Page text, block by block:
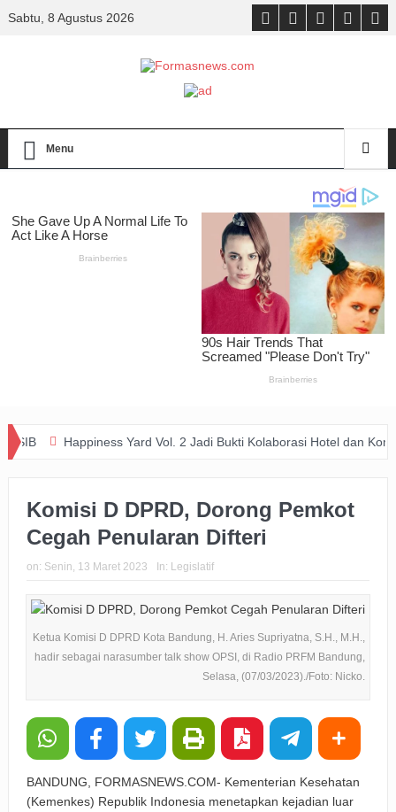
Sabtu, 8 Agustus 2026
Menu
Happiness Yard Vol. 2 Jadi Bukti Kolaborasi Hotel dan Komunitas
Komisi D DPRD, Dorong Pemkot
Cegah Penularan Difteri
on: Senin, 13 Maret 2023 In: Legislatif
Ketua Komisi D DPRD Kota Bandung, H. Aries Supriyatna, S.H., M.H.,
hadir sebagai narasumber talk show OPSI, di Radio PRFM Bandung,
Selasa, (07/03/2023)./Foto: Nicko.
BANDUNG, FORMASNEWS.COM- Kementerian Kesehatan
(Kemenkes) Republik Indonesia menetapkan kejadian luar